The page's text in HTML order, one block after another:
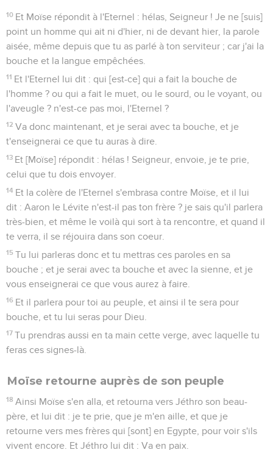
10 Et Moïse répondit à l'Eternel : hélas, Seigneur ! Je ne [suis]
point un homme qui ait ni d'hier, ni de devant hier, la parole
aisée, même depuis que tu as parlé à ton serviteur ; car j'ai la
bouche et la langue empêchées.
11 Et l'Eternel lui dit : qui [est-ce] qui a fait la bouche de
l'homme ? ou qui a fait le muet, ou le sourd, ou le voyant, ou
l'aveugle ? n'est-ce pas moi, l'Eternel ?
12 Va donc maintenant, et je serai avec ta bouche, et je
t'enseignerai ce que tu auras à dire.
13 Et [Moïse] répondit : hélas ! Seigneur, envoie, je te prie,
celui que tu dois envoyer.
14 Et la colère de l'Eternel s'embrasa contre Moïse, et il lui
dit : Aaron le Lévite n'est-il pas ton frère ? je sais qu'il parlera
très-bien, et même le voilà qui sort à ta rencontre, et quand il
te verra, il se réjouira dans son coeur.
15 Tu lui parleras donc et tu mettras ces paroles en sa
bouche ; et je serai avec ta bouche et avec la sienne, et je
vous enseignerai ce que vous aurez à faire.
16 Et il parlera pour toi au peuple, et ainsi il te sera pour
bouche, et tu lui seras pour Dieu.
17 Tu prendras aussi en ta main cette verge, avec laquelle tu
feras ces signes-là.
Moïse retourne auprès de son peuple
18 Ainsi Moïse s'en alla, et retourna vers Jéthro son beau-
père, et lui dit : je te prie, que je m'en aille, et que je
retourne vers mes frères qui [sont] en Egypte, pour voir s'ils
vivent encore. Et Jéthro lui dit : Va en paix.